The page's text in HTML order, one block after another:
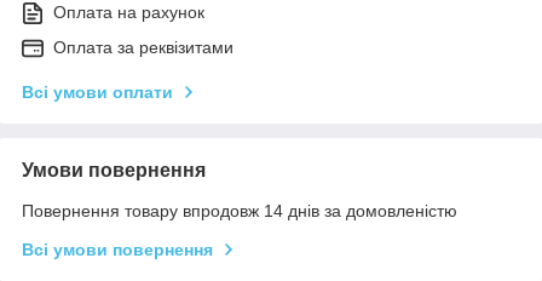
Оплата на рахунок
Оплата за реквізитами
Всі умови оплати
Умови повернення
Повернення товару впродовж 14 днів за домовленістю
Всі умови повернення